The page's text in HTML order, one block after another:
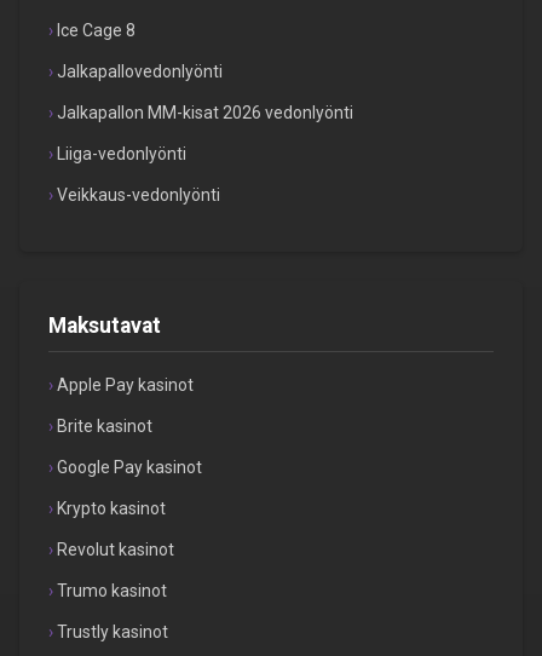
Ice Cage 8
Jalkapallovedonlyönti
Jalkapallon MM-kisat 2026 vedonlyönti
Liiga-vedonlyönti
Veikkaus-vedonlyönti
Maksutavat
Apple Pay kasinot
Brite kasinot
Google Pay kasinot
Krypto kasinot
Revolut kasinot
Trumo kasinot
Trustly kasinot